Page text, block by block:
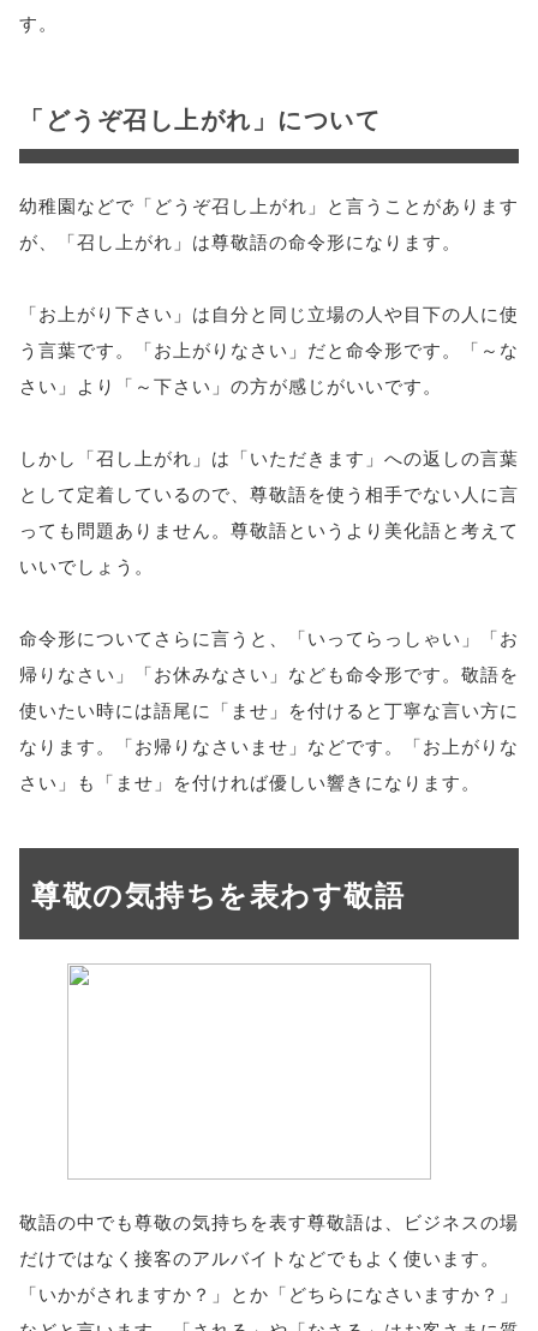
す。
「どうぞ召し上がれ」について
幼稚園などで「どうぞ召し上がれ」と言うことがあります
が、「召し上がれ」は尊敬語の命令形になります。
「お上がり下さい」は自分と同じ立場の人や目下の人に使
う言葉です。「お上がりなさい」だと命令形です。「～な
さい」より「～下さい」の方が感じがいいです。
しかし「召し上がれ」は「いただきます」への返しの言葉
として定着しているので、尊敬語を使う相手でない人に言
っても問題ありません。尊敬語というより美化語と考えて
いいでしょう。
命令形についてさらに言うと、「いってらっしゃい」「お
帰りなさい」「お休みなさい」なども命令形です。敬語を
使いたい時には語尾に「ませ」を付けると丁寧な言い方に
なります。「お帰りなさいませ」などです。「お上がりな
さい」も「ませ」を付ければ優しい響きになります。
尊敬の気持ちを表わす敬語
敬語の中でも尊敬の気持ちを表す尊敬語は、ビジネスの場
だけではなく接客のアルバイトなどでもよく使います。
「いかがされますか？」とか「どちらになさいますか？」